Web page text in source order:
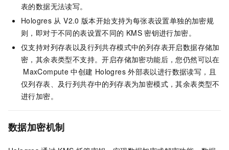
表的数据无法读写。
Hologres 从 V2.0 版本开始支持为每张表设置单独的加密规
则，即对于不同的表设置不同的 KMS 密钥进行加密。
仅支持对列存表以及行列共存模式中的列存表开启数据存储加
密，其余表类型不支持。开启存储加密功能后，您仍然可以在
MaxCompute 中创建 Hologres 外部表以进行数据读写，且
仅列存表、及行列共存中的列存表为加密模式，其余表类型不
进行加密。
数据加密机制